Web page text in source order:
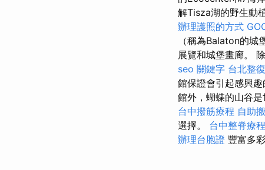
解Tisza湖的野生動
辦理護照的方式
（稱為Balaton的
展覽和城堡畫廊。
seo 關鍵字 台北整
館保證會引起感興
館外，蝴蝶的山谷
台中撥筋療程 自助
選擇。 台中整脊療程
辦理台胞證 豐富多